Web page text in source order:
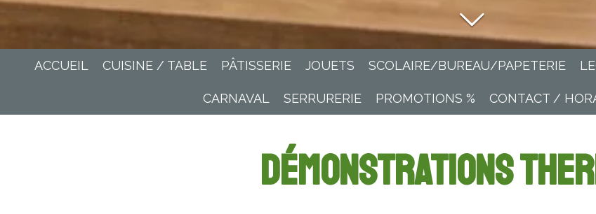
ACCUEIL CUISINE / TABLE PÂTISSERIE JOUETS SCOLAIRE/BUREAU/PAPETERIE
CARNAVAL SERRURERIE PROMOTIONS % CONTACT /
DÉMONSTRATIONS